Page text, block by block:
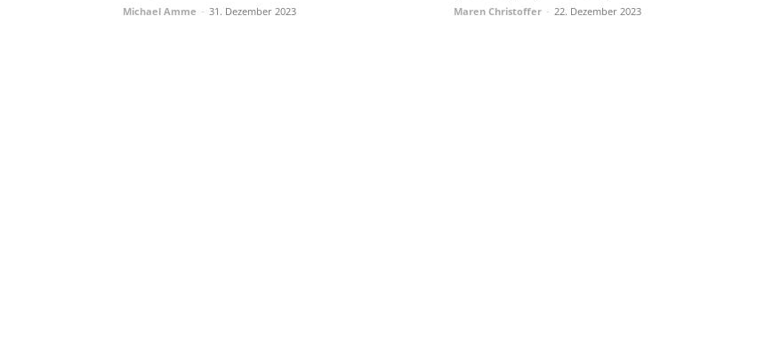
Michael Amme - 31. Dezember 2023 Maren Christoffer - 22. Dezember 2023